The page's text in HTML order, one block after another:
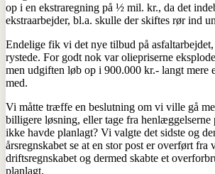
op i en ekstraregning på ½ mil. kr., da det
ekstraarbejder, bl.a. skulle der skiftes rør ind
Endelige fik vi det nye tilbud på
rystede. For godt nok var oliepriserne
men udgiften løb op i 900.000 kr.- langt mere
med.
Vi måtte træffe en beslutning om vi ville gå
billigere løsning, eller tage fra
ikke havde planlagt? Vi valgte det sidste og
årsregnskabet se at en stor post er overført fra
driftsregnskabet og dermed skabte et
planlagt.